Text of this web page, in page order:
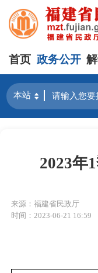
首页 政务公开
2023年
来源：福建省民政厅
时间：2023-06-21 16:59